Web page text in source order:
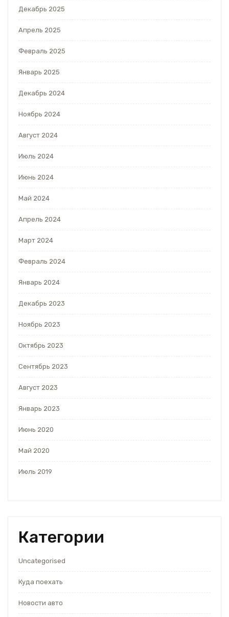
Декабрь 2025
Апрель 2025
Февраль 2025
Январь 2025
Декабрь 2024
Ноябрь 2024
Август 2024
Июль 2024
Июнь 2024
Май 2024
Апрель 2024
Март 2024
Февраль 2024
Январь 2024
Декабрь 2023
Ноябрь 2023
Октябрь 2023
Сентябрь 2023
Август 2023
Январь 2023
Июнь 2020
Май 2020
Июль 2019
Категории
Uncategorised
Куда поехать
Новости авто